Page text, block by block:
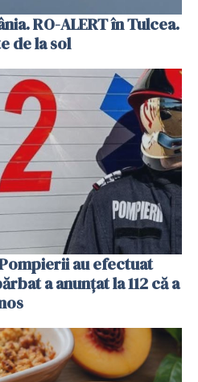
RO-ALERT în Tulcea.
de la sol
au efectuat
a anunțat la 112 că a